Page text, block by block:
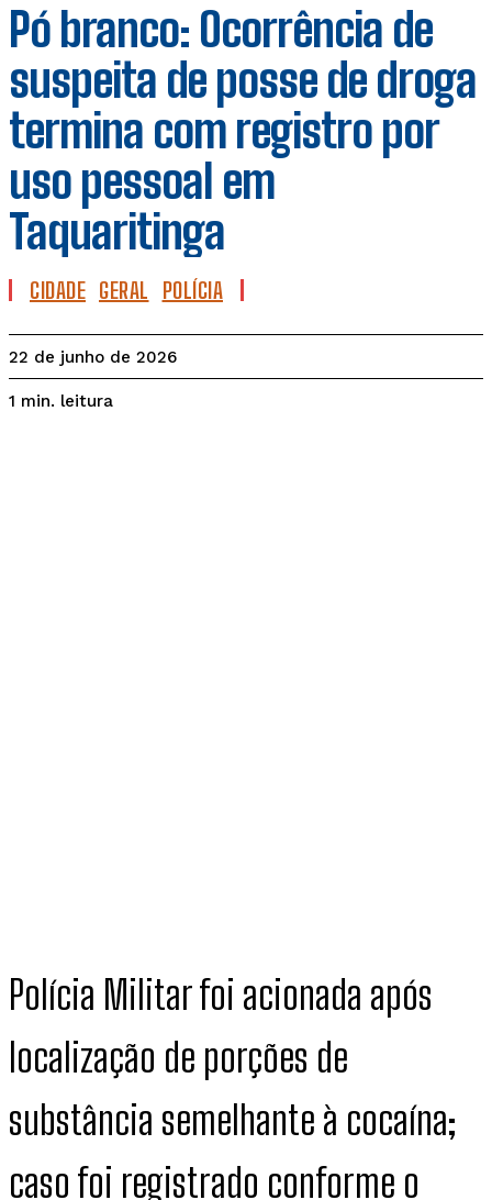
Pó branco: Ocorrência de
suspeita de posse de droga
termina com registro por
uso pessoal em
Taquaritinga
CIDADE GERAL POLÍCIA
22 de junho de 2026
1 min. leitura
Polícia Militar foi acionada após
localização de porções de
substância semelhante à cocaína;
caso foi registrado conforme o